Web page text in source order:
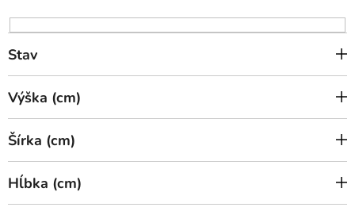
d
u
k
t
o
v
Stav
Výška (cm)
Šírka (cm)
Hĺbka (cm)